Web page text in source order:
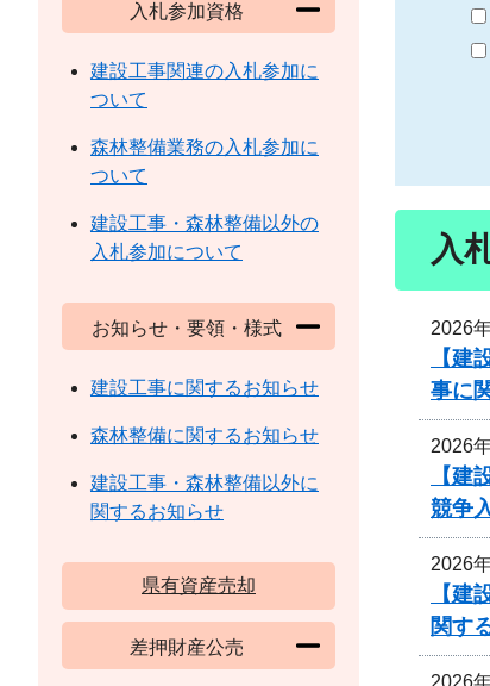
ま
り
入
2026
【
事に
2026
【
競争
2026
【
関す
2026
入札参加資格
建設工事関連の入札参加に
ついて
森林整備業務の入札参加に
ついて
建設工事・森林整備以外の
入札参加について
お知らせ・要領・様式
建設工事に関するお知らせ
森林整備に関するお知らせ
建設工事・森林整備以外に
関するお知らせ
県有資産売却
差押財産公売